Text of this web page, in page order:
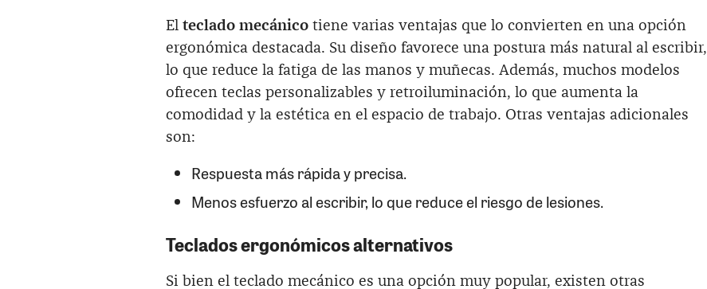
El teclado mecánico tiene varias ventajas que lo convierten en una opción
ergonómica destacada. Su diseño favorece una postura más natural al escribir,
lo que reduce la fatiga de las manos y muñecas. Además, muchos modelos
ofrecen teclas personalizables y retroiluminación, lo que aumenta la
comodidad y la estética en el espacio de trabajo. Otras ventajas adicionales
son:
Respuesta más rápida y precisa.
Menos esfuerzo al escribir, lo que reduce el riesgo de lesiones.
Teclados ergonómicos alternativos
Si bien el teclado mecánico es una opción muy popular, existen otras